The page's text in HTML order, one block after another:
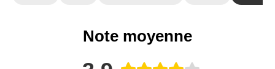
Note moyenne